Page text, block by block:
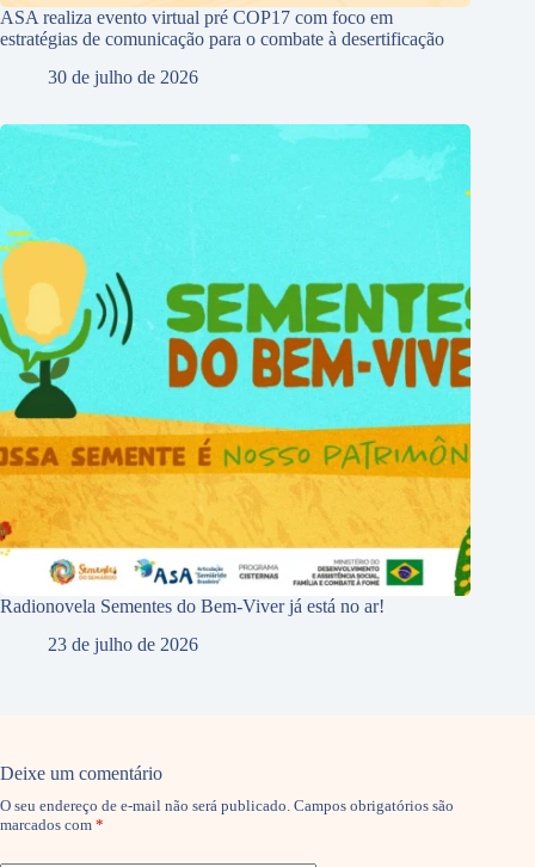
ASA realiza evento virtual pré COP17 com foco em
estratégias de comunicação para o combate à desertificação
30 de julho de 2026
Radionovela Sementes do Bem-Viver já está no ar!
23 de julho de 2026
Deixe um comentário
O seu endereço de e-mail não será publicado. Campos obrigatórios são
marcados com *